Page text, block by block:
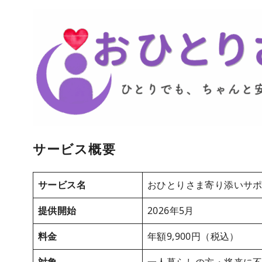
サービス概要
サービス名
おひとりさま寄り添いサ
提供開始
2026年5月
料金
年額9,900円（税込）